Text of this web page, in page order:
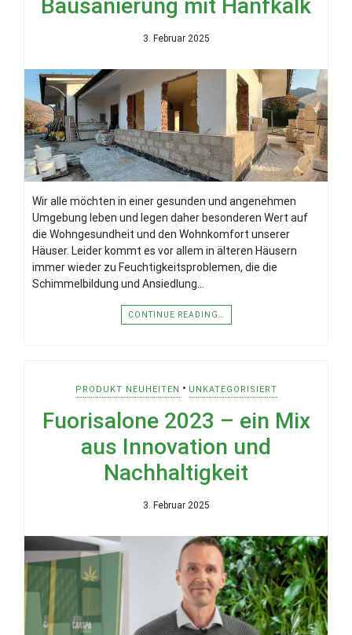
Bausanierung mit Hanfkalk
3. Februar 2025
Wir alle möchten in einer gesunden und angenehmen
Umgebung leben und legen daher besonderen Wert auf
die Wohngesundheit und den Wohnkomfort unserer
Häuser. Leider kommt es vor allem in älteren Häusern
immer wieder zu Feuchtigkeitsproblemen, die die
Schimmelbildung und Ansiedlung…
CONTINUE READING…
PRODUKT NEUHEITEN • UNKATEGORISIERT
Fuorisalone 2023 – ein Mix
aus Innovation und
Nachhaltigkeit
3. Februar 2025